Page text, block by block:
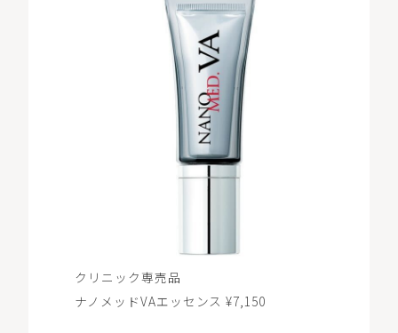
クリニック専売品
ナノメッドVAエッセンス ¥7,150